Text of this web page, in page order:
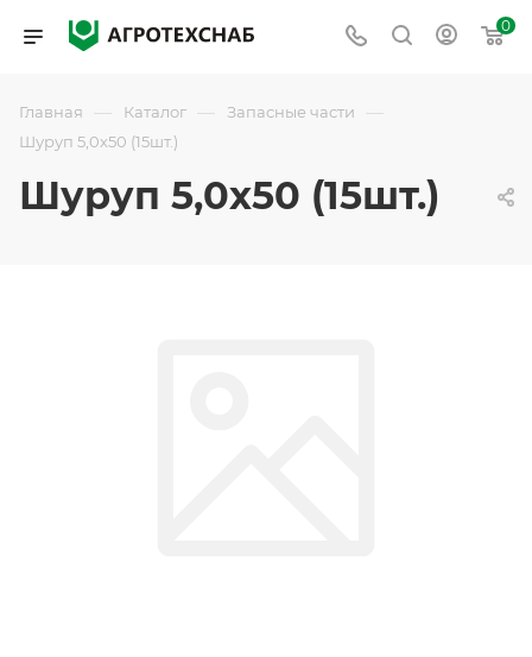
0
Главная — Каталог — Запасные части —
Шуруп 5,0х50 (15шт.)
Шуруп 5,0х50 (15шт.)